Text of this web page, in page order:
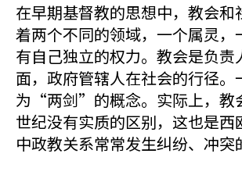
在早期基督教的思想中，教会和
着两个不同的领域，一个属灵，
有自己独立的权力。教会是负责
面，政府管辖人在社会的行径。
为“两剑”的概念。实际上，教
世纪没有实质的区别，这也是西
中政教关系常常发生纠纷、冲突